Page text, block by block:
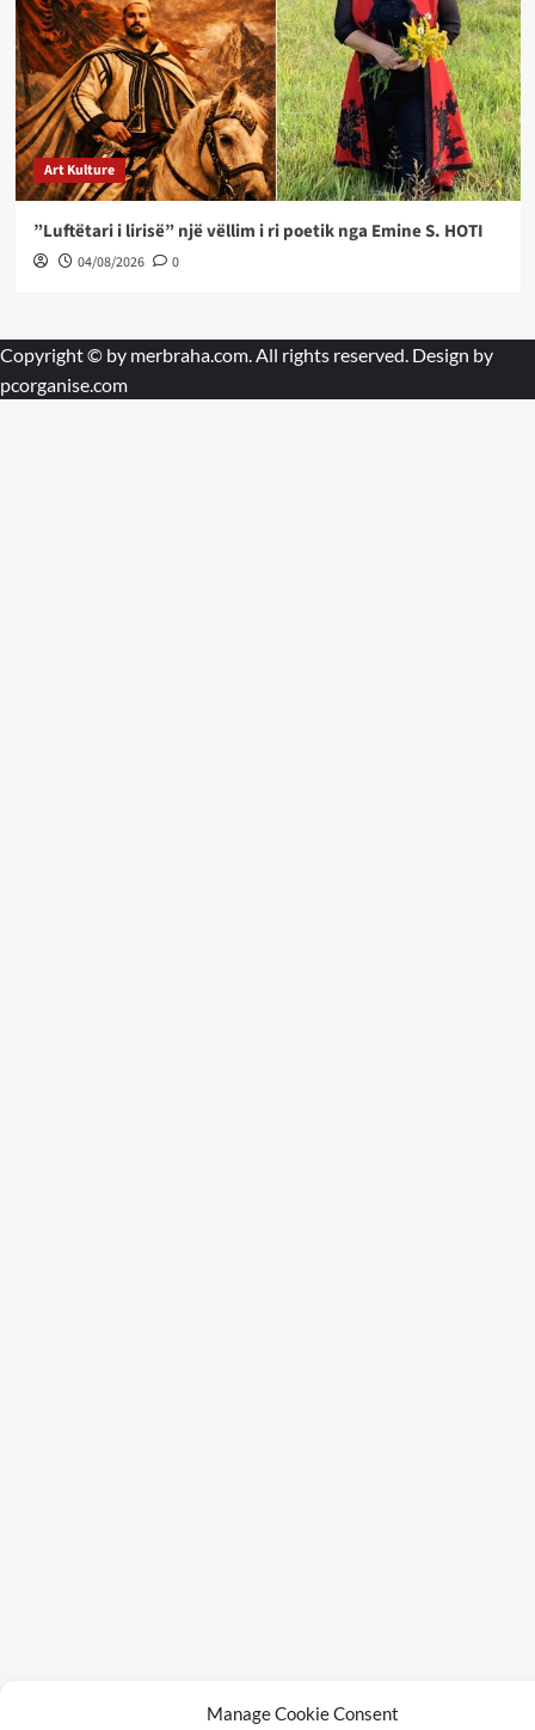
Manage Cookie Consent
Art Kulture
”Luftëtari i lirisë” një vëllim i ri poetik nga Emine S. HOTI
04/08/2026 0
Copyright © by merbraha.com. All rights reserved. Design by
pcorganise.com